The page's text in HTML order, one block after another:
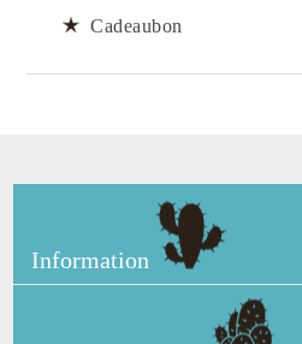
Cadeaubon
Information